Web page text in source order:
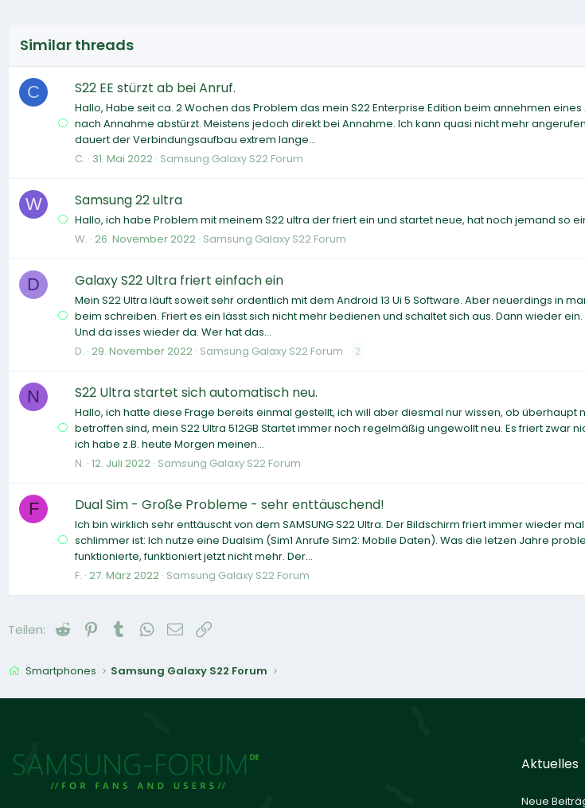
Similar threads
C S22 EE stürzt ab bei Anruf.
Hallo, Habe seit ca. 2 Wochen das Problem das mein S22 Enterprise Edition beim annehmen
nach Annahme abstürzt. Meistens jedoch direkt bei Annahme. Ich kann quasi nicht mehr
dauert der Verbindungsaufbau extrem lange...
C. 31. Mai 2022 Samsung Galaxy S22 Forum
W Samsung 22 ultra
Hallo, ich habe Problem mit meinem S22 ultra der friert ein und startet neue, hat noch jemand so
W. 26. November 2022 Samsung Galaxy S22 Forum
D Galaxy S22 Ultra friert einfach ein
Mein S22 Ultra läuft soweit sehr ordentlich mit dem Android 13 Ui 5 Software. Aber neuerdings in
beim schreiben. Friert es ein lässt sich nicht mehr bedienen und schaltet sich aus. Dann wieder
Und da isses wieder da. Wer hat das...
D. 29. November 2022 Samsung Galaxy S22 Forum 2
N S22 Ultra startet sich automatisch neu.
Hallo, ich hatte diese Frage bereits einmal gestellt, ich will aber diesmal nur wissen, ob überhaupt
betroffen sind, mein S22 Ultra 512GB Startet immer noch regelmäßig ungewollt neu. Es friert zwar
ich habe z.B. heute Morgen meinen...
N. 12. Juli 2022 Samsung Galaxy S22 Forum
F Dual Sim - Große Probleme - sehr enttäuschend!
Ich bin wirklich sehr enttäuscht von dem SAMSUNG S22 Ultra. Der Bildschirm friert immer wieder
schlimmer ist: Ich nutze eine Dualsim (Sim1 Anrufe Sim2: Mobile Daten). Was die letzen Jahre
funktionierte, funktioniert jetzt nicht mehr. Der...
F. 27. März 2022 Samsung Galaxy S22 Forum
Teilen: Reddit PinterestTumblrWhatsApp
E-Mail
Smartphones Samsung Galaxy S22 Forum
Aktuelles
Neue